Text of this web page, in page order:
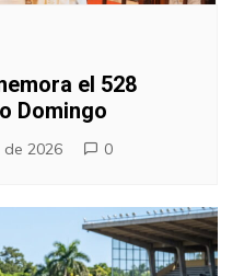
el 528
Domingo
2026 0